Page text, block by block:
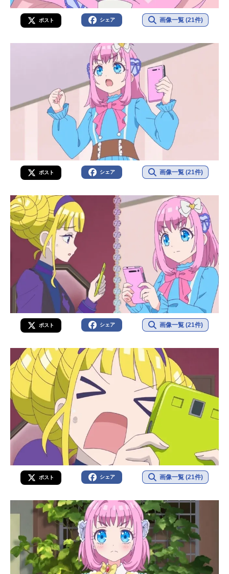
ポスト シェア 画像一覧 (21件)
ポスト シェア 画像一覧 (21件)
ポスト シェア 画像一覧 (21件)
ポスト シェア 画像一覧 (21件)